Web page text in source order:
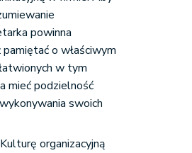
powinna
o właściwym
w tym
mieć podzielność
swoich
organizacyjną